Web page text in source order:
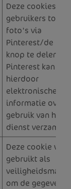
Deze cookies
gebruikers toe
foto's via
Pinterest/de
knop te delen, en
Pinterest kan
hierdoor
elektronische
informatie over
gebruik van hun
dienst
Deze cookie
gebruikt als
om de gegevens